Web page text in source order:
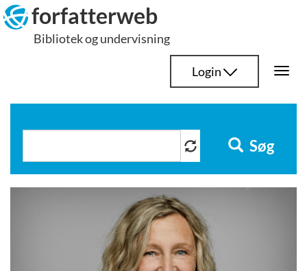
Hop
til
indhold
forfatterweb
Bibliotek og undervisning
Login
Søg